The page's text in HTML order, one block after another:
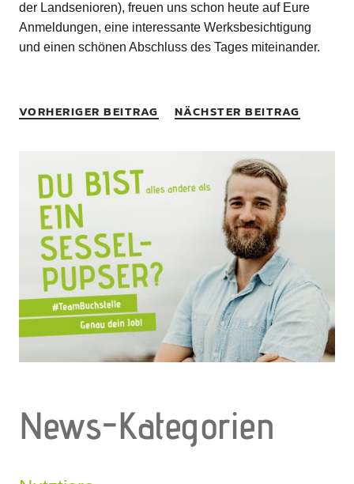
der Landsenioren), freuen uns schon heute auf Eure
Anmeldungen, eine interessante Werksbesichtigung
und einen schönen Abschluss des Tages miteinander.
VORHERIGER BEITRAG NÄCHSTER BEITRAG
News-Kategorien